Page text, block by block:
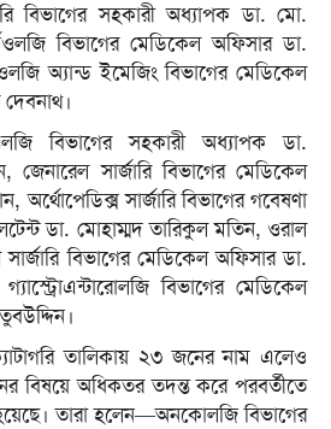
বিভাগের সহকারী অধ্যাপক ডা. মো.
বিভাগের মেডিকেল অফিসার ডা.
অ্যান্ড ইমেজিং বিভাগের মেডিকেল
বিভাগের সহকারী অধ্যাপক ডা.
জেনারেল সার্জারি বিভাগের মেডিকেল
অর্থোপেডিক্স সার্জারি বিভাগের গবেষণা
ডা. মোহাম্মদ তারিকুল মতিন, ওরাল
সার্জারি বিভাগের মেডিকেল অফিসার ডা.
বিভাগের মেডিকেল
তালিকায় ২৩ জনের নাম এলেও
বিষয়ে অধিকতর তদন্ত করে পরবর্তীতে
হয়েছে। তারা হলেন—অনকোলজি বিভাগের